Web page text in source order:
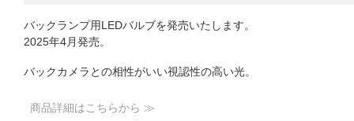
バックランプ用LEDバルブを発売いたします。
2025年4月発売。
バックカメラとの相性がいい視認性の高い光。
商品詳細はこちらから ≫